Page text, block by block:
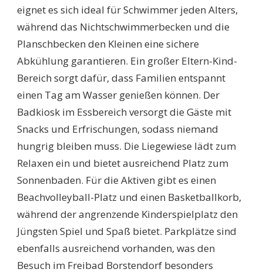
eignet es sich ideal für Schwimmer jeden Alters,
während das Nichtschwimmerbecken und die
Planschbecken den Kleinen eine sichere
Abkühlung garantieren. Ein großer Eltern-Kind-
Bereich sorgt dafür, dass Familien entspannt
einen Tag am Wasser genießen können. Der
Badkiosk im Essbereich versorgt die Gäste mit
Snacks und Erfrischungen, sodass niemand
hungrig bleiben muss. Die Liegewiese lädt zum
Relaxen ein und bietet ausreichend Platz zum
Sonnenbaden. Für die Aktiven gibt es einen
Beachvolleyball-Platz und einen Basketballkorb,
während der angrenzende Kinderspielplatz den
Jüngsten Spiel und Spaß bietet. Parkplätze sind
ebenfalls ausreichend vorhanden, was den
Besuch im Freibad Borstendorf besonders